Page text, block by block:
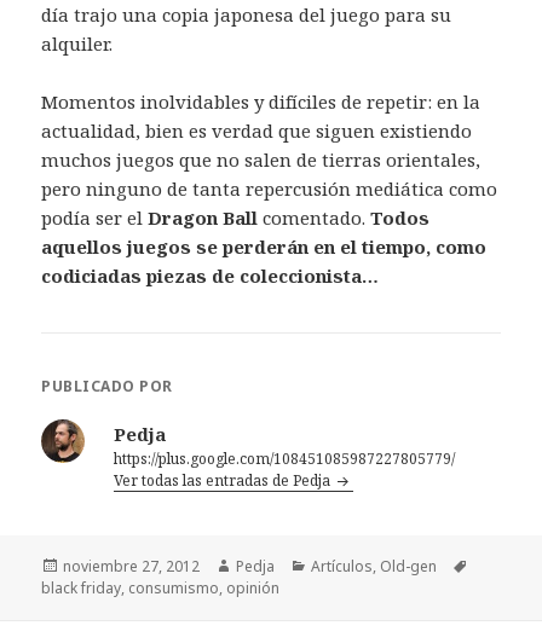
día trajo una copia japonesa del juego para su
alquiler.
Momentos inolvidables y difíciles de repetir: en la
actualidad, bien es verdad que siguen existiendo
muchos juegos que no salen de tierras orientales,
pero ninguno de tanta repercusión mediática como
podía ser elDragon Ball comentado.Todos
aquellos juegos se perderán en el tiempo, como
codiciadas piezas de coleccionista…
PUBLICADO POR
Pedja
https://plus.google.com/108451085987227805779/
Ver todas las entradas de Pedja
Publicado
el
noviembre 27, 2012 Autor
Pedja Categorías
Artículos, Old-gen
black friday, consumismo, opinión